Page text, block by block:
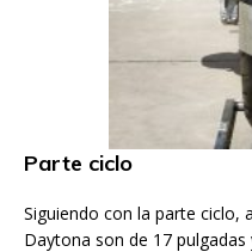
Parte ciclo
Siguiendo con la parte ciclo,
Daytona son de 17